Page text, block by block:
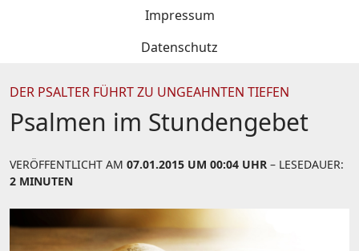
Impressum
Datenschutz
DER PSALTER FÜHRT ZU UNGEAHNTEN TIEFEN
Psalmen im Stundengebet
VERÖFFENTLICHT AM 07.01.2015 UM 00:04 UHR – LESEDAUER:
2 MINUTEN